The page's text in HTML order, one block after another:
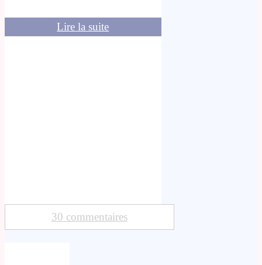
Lire la suite
30 commentaires